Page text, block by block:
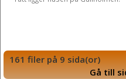
161 filer på 9 sida(or)
Gå till